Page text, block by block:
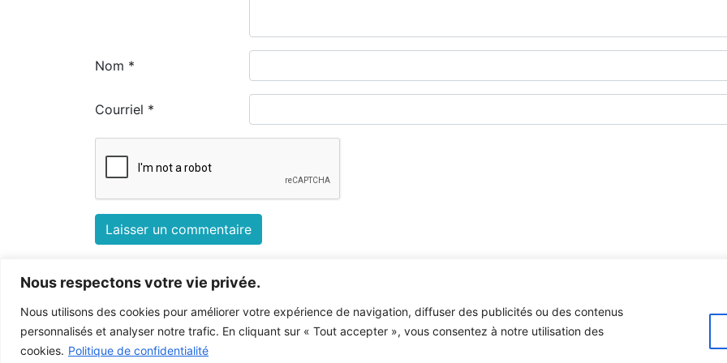
Nous respectons votre vie privée.
Nous utilisons des cookies pour améliorer votre expérience de navigation, diffuser des publicités ou des contenus
personnalisés et analyser notre trafic. En cliquant sur « Tout accepter », vous consentez à notre utilisation des
cookies. Politique de confidentialité
Nom *
Courriel *
Le Musée de la Gaspésie permet et encourage le libre partage des images à des fins personnelles et non-commerciales, à condition de ne
Ce projet a été rendu possible grâce au gouvernement du Canada.
© 2026 Musée de la Gaspésie |
Conception:Le Web simple